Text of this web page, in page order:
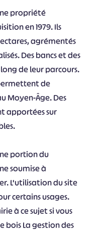
propriété
en 1979. Ils
agrémentés
Des bancs et des
de leur parcours.
de
Moyen-Âge. Des
apportées sur
portion du
soumise à
L'utilisation du site
certains usages.
à ce sujet si vous
bois La gestion des